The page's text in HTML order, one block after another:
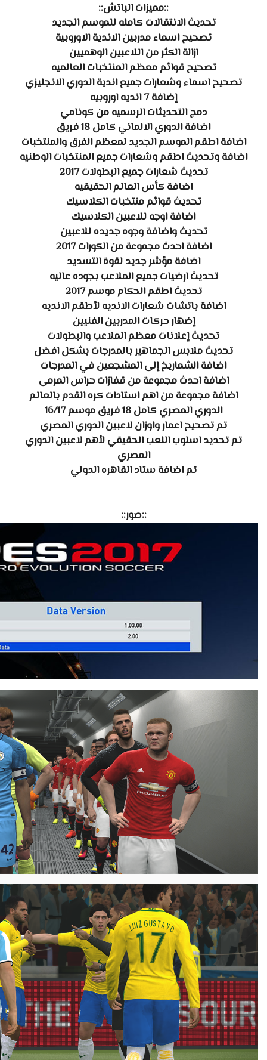
::مميزات الباتش::
تحديث الانتقالات كامله للموسم الجديد
تصحيح اسماء مدربين الاندية الاوروبية
ازالة الكثر من اللاعبين الوهميين
تصحيح قوائم معظم المنتخبات العالميه
تصحيح اسماء وشعارات جميع اندية الدوري الانجليزي
إضافة 7 انديه اوروبيه
دمج التحديثات الرسميه من كونامي
اضافة الدوري الالماني كامل 18 فريق
اضافة اطقم الموسم الجديد لمعظم الفرق والمنتخبات
اضافة وتحديث اطقم وشعارات جميع المنتخبات الوطنيه
تحديث شعارات جميع البطولات 2017
اضافة كأس العالم الحقيقيه
تحديث قوائم منتخبات الكلاسيك
اضافة اوجه للاعبين الكلاسيك
تحديث واضافة وجوه جديده للاعبين
اضافة احدث مجموعة من الكورات 2017
اضافة مؤشر جديد لقوة التسديد
تحديث ارضيات جميع الملاعب بجوده عاليه
تحديث اطقم الحكام موسم 2017
اضافة باتشات شعارات الانديه لأطقم الانديه
إضهار حركات المدربين الفنيين
تحديث إعلانات معظم الملاعب والبطولات
تحديث ملابس الجماهير بالمدرجات بشكل افضل
اضافة الشماريخ إلى المشجعين في المدرجات
اضافة احدث مجموعة من قفازات حراس المرمى
اضافة مجموعة من اهم استادات كره القدم بالعالم
الدوري المصري كامل 18 فريق موسم 16/17
تم تصحيح اعمار واوزان لاعبين الدوري المصري
تم تحديد اسلوب اللعب الحقيقي لأهم لاعبين الدوري
المصري
تم اضافة ستاد القاهره الدولي
::صور::